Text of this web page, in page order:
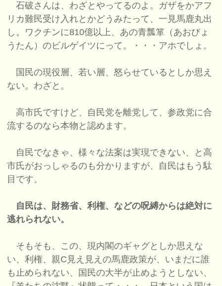
石破さんは、わざとやってるのよ。ガザをかアフ
リカ難民受け入れとかどうみたって、一見馬鹿丸出
し。ワクチンに810億以上、あの青瓢箪（あおびょ
うたん）のビルゲイツにって。・・・アホでしょ。
国民の現役層、若い層、怒らせているとしか思え
ない。わざと。
高市氏ですけど、自民党を離党して、参政党に合
流するのなら本物と認めます。
自民でなきゃ、様々な法案は実現できない、と高
市氏がおっしゃるのも分かりますが、自民はもう駄
目です。
自民は、財務省、利権、などの呪縛からは絶対に
逃れられない。
そもそも、この、現内閣のギャグとしか思えな
い、利権、親C見え見えの馬鹿政策が、いまだに誰
も止められない、国民の大半が止めようとしない、